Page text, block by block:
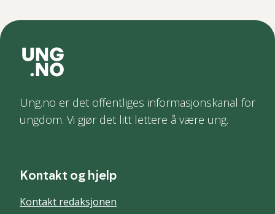
Ung.no er det offentliges informasjonskanal for
ungdom. Vi gjør det litt lettere å være ung.
Kontakt og hjelp
Kontakt redaksjonen